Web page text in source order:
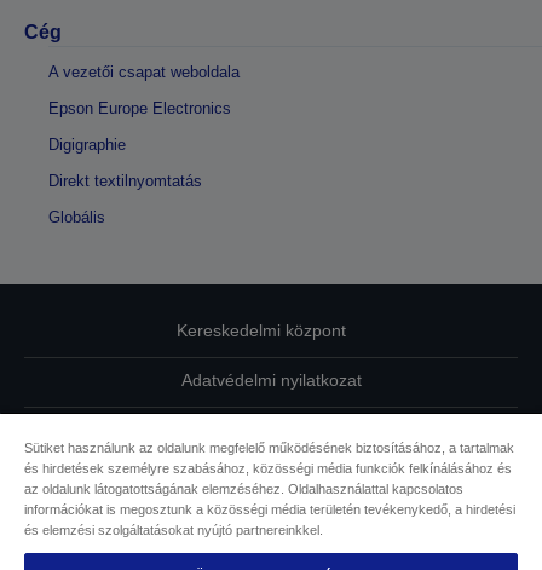
Cég
A vezetői csapat weboldala
Epson Europe Electronics
Digigraphie
Direkt textilnyomtatás
Globális
Kereskedelmi központ
Adatvédelmi nyilatkozat
Kapcsolatfelvétel
Sütikkel kapcsolatos információk
Sütiket használunk az oldalunk megfelelő működésének biztosításához, a tartalmak
és hirdetések személyre szabásához, közösségi média funkciók felkínálásához és
az oldalunk látogatottságának elemzéséhez. Oldalhasználattal kapcsolatos
információkat is megosztunk a közösségi média területén tevékenykedő, a hirdetési
és elemzési szolgáltatásokat nyújtó partnereinkkel.